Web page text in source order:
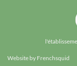
Website by Frenchsquid